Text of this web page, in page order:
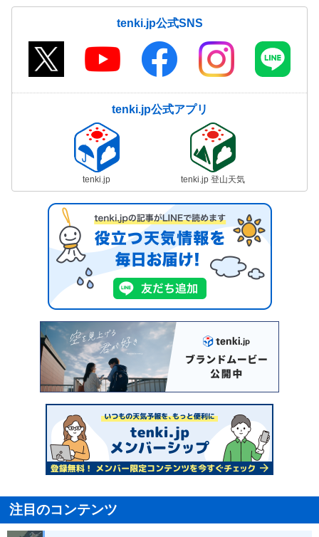
tenki.jp公式SNS
tenki.jp公式アプリ
tenki.jp tenki.jp 登山天気
注目のコンテンツ